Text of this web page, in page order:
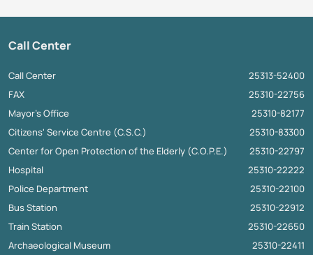
Call Center
Call Center
25313-52400
FAX
25310-22756
Mayor's Office
25310-82177
Citizens' Service Centre (C.S.C.)
25310-83300
Center for Open Protection of the Elderly (C.O.P.E.)
25310-22797
Hospital
25310-22222
Police Department
25310-22100
Bus Station
25310-22912
Train Station
25310-22650
Archaeological Museum
25310-22411